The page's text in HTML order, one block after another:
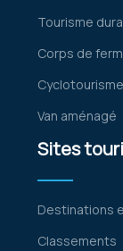
Tourisme
Corps de
Cyclotourisme
Van aménagé
Sites
Destinations
Classements